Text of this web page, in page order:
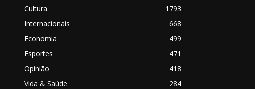
Cultura
1793
Internacionais
668
Economia
499
Esportes
471
Opinião
418
Vida & Saúde
284